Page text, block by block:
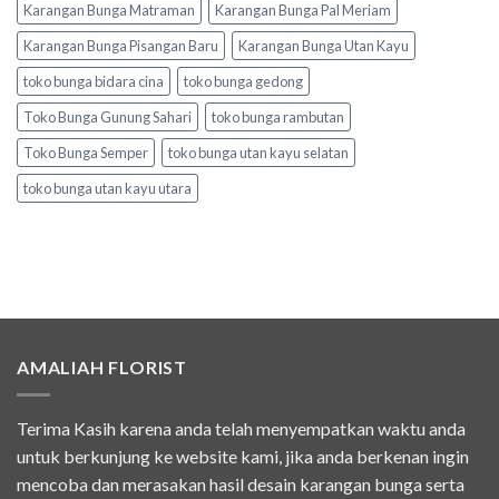
Karangan Bunga Matraman
Karangan Bunga Pal Meriam
Karangan Bunga Pisangan Baru
Karangan Bunga Utan Kayu
toko bunga bidara cina
toko bunga gedong
Toko Bunga Gunung Sahari
toko bunga rambutan
Toko Bunga Semper
toko bunga utan kayu selatan
toko bunga utan kayu utara
AMALIAH FLORIST
Terima Kasih karena anda telah menyempatkan waktu anda
untuk berkunjung ke website kami, jika anda berkenan ingin
mencoba dan merasakan hasil desain karangan bunga serta